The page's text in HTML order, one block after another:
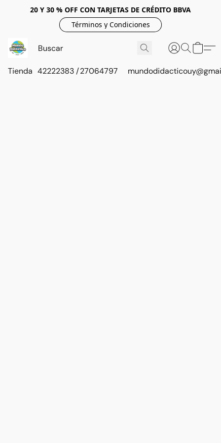
20 Y 30 % OFF CON TARJETAS DE CRÉDITO BBVA
Términos y Condiciones
Tienda 42222383 / 27064797